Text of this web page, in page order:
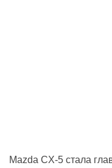
Mazda CX-5 стала